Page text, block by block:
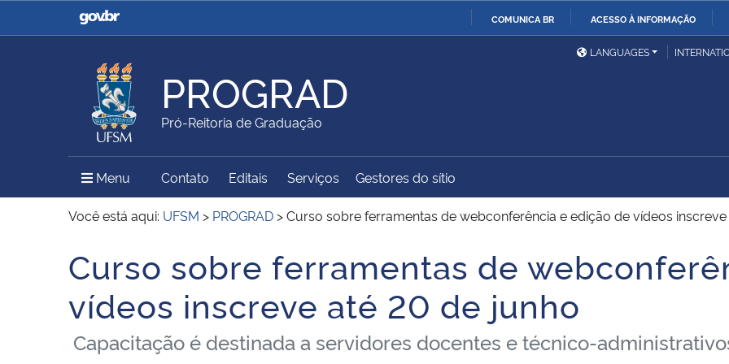
COMUNICA BR ACESSO À INFORMAÇÃO
Casa Civil
Ministério da Justiça e
Ministério da Defesa
Ministério das Relações
Exteriores
Ministério da Agricultura,
Pecuária e Abastecimento
Ministério da Educação
Ministério do Meio Ambiente Ministério do Turismo
Ministério do
Desenvolvimento Regional
Secretaria de Governo
Gabinete de Segurança
Institucional
Advocacia-Geral da União Banco Central do Brasil
LANGUAGES
PROGRAD
Pró-Reitoria de Graduação
Menu Menu Principal do Sítio
Contato Editais Serviços Gestores do sítio
Você está aqui: UFSM > PROGRAD >Curso sobre ferramentas de webconferência e edição de vídeos
Início do conteúdo
Curso sobre ferramentas de
vídeos inscreve até 20 de junho
Capacitação é destinada a servidores docentes e técnico-